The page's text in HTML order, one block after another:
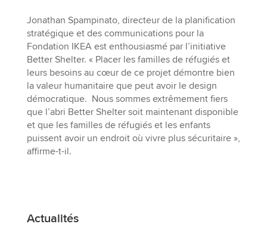
Jonathan Spampinato, directeur de la planification
stratégique et des communications pour la
Fondation IKEA est enthousiasmé par l’initiative
Better Shelter. « Placer les familles de réfugiés et
leurs besoins au cœur de ce projet démontre bien
la valeur humanitaire que peut avoir le design
démocratique. Nous sommes extrêmement fiers
que l’abri Better Shelter soit maintenant disponible
et que les familles de réfugiés et les enfants
puissent avoir un endroit où vivre plus sécuritaire »,
affirme-t-il.
Actualités